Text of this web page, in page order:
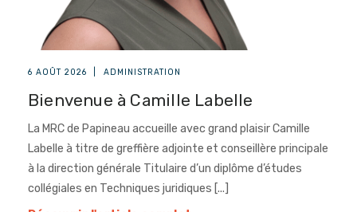
6 AOÛT 2026 ADMINISTRATION
Bienvenue à Camille Labelle
La MRC de Papineau accueille avec grand plaisir Camille
Labelle à titre de greffière adjointe et conseillère principale
à la direction générale Titulaire d’un diplôme d’études
collégiales en Techniques juridiques [...]